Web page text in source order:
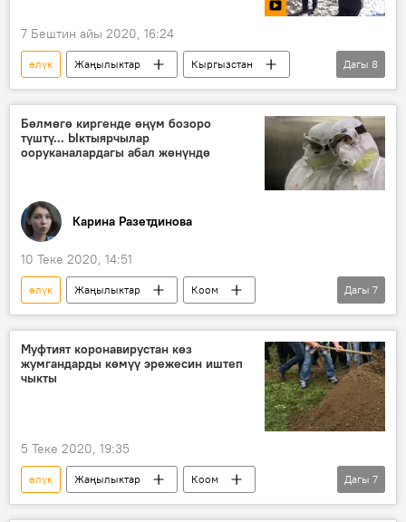
7 Бештин айы 2020, 16:24
өлүк Жаңылыктар
Кыргызстан
Окуялар
Видео
Мультимедиа
акча
таштанды
Дагы 8
Бөлмөгө киргенде өңүм бозоро
түштү... Ыктыярчылар
ооруканалардагы абал жөнүндө
Карина Разетдинова
10 Теке 2020, 14:51
өлүк Жаңылыктар
Коом
Кыргызстан
коронавирус
ыктыярчылар
жардам
дарыгер
медик
Коронавируска байланыштуу Кыргызстандагы кырдаал
Дагы 7
Муфтият коронавирустан көз
жумгандарды көмүү эрежесин иштеп
чыкты
5 Теке 2020, 19:35
өлүк Жаңылыктар
Коом
Кыргызстан
Дагы 7